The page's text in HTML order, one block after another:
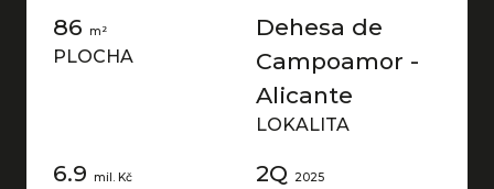
86 m²
PLOCHA
Dehesa de
Campoamor -
Alicante
LOKALITA
6.9 mil. Kč 2Q 2025